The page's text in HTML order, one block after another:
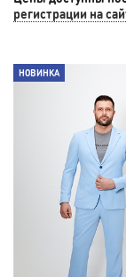
регистрации на
НОВИНКА